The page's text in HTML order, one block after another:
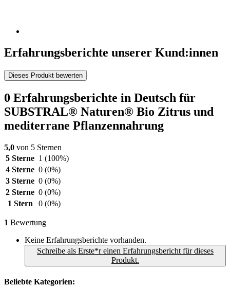
Erfahrungsberichte unserer Kund:innen
Dieses Produkt bewerten
0 Erfahrungsberichte in Deutsch für
SUBSTRAL® Naturen® Bio Zitrus und
mediterrane Pflanzennahrung
5,0 von 5 Sternen
5 Sterne 1 (100%)
4 Sterne 0 (0%)
3 Sterne 0 (0%)
2 Sterne 0 (0%)
1 Stern
0 (0%)
1 Bewertung
Keine Erfahrungsberichte vorhanden.
Schreibe als Erste*r einen Erfahrungsbericht für dieses
Produkt.
Beliebte Kategorien: